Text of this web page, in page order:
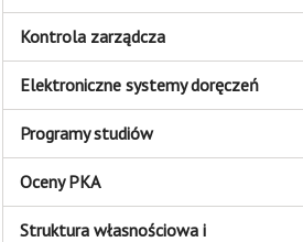
Kontrola zarządcza
Elektroniczne systemy doręczeń
Programy studiów
Oceny PKA
Struktura własnościowa i